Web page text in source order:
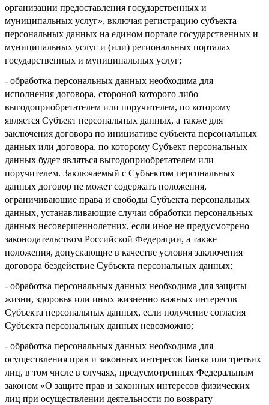
организации предоставления государственных и
муниципальных услуг», включая регистрацию субъекта
персональных данных на едином портале государственных и
муниципальных услуг и (или) региональных порталах
государственных и муниципальных услуг;
- обработка персональных данных необходима для
исполнения договора, стороной которого либо
выгодоприобретателем или поручителем, по которому
является Субъект персональных данных, а также для
заключения договора по инициативе субъекта персональных
данных или договора, по которому Субъект персональных
данных будет являться выгодоприобретателем или
поручителем. Заключаемый с Субъектом персональных
данных договор не может содержать положения,
ограничивающие права и свободы Субъекта персональных
данных, устанавливающие случаи обработки персональных
данных несовершеннолетних, если иное не предусмотрено
законодательством Российской Федерации, а также
положения, допускающие в качестве условия заключения
договора бездействие Субъекта персональных данных;
- обработка персональных данных необходима для защиты
жизни, здоровья или иных жизненно важных интересов
Субъекта персональных данных, если получение согласия
Субъекта персональных данных невозможно;
- обработка персональных данных необходима для
осуществления прав и законных интересов Банка или третьих
лиц, в том числе в случаях, предусмотренных Федеральным
законом «О защите прав и законных интересов физических
лиц при осуществлении деятельности по возврату